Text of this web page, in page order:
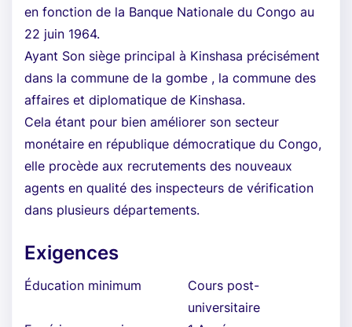
en fonction de la Banque Nationale du Congo au
22 juin 1964.
Ayant Son siège principal à Kinshasa précisément
dans la commune de la gombe , la commune des
affaires et diplomatique de Kinshasa.
Cela étant pour bien améliorer son secteur
monétaire en république démocratique du Congo,
elle procède aux recrutements des nouveaux
agents en qualité des inspecteurs de vérification
dans plusieurs départements.
Exigences
Éducation minimum
Cours post-
universitaire